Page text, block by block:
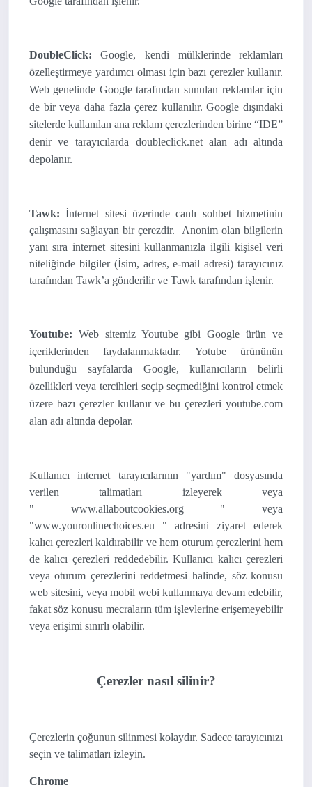
DoubleClick:Google, kendi mülklerinde reklamları
özelleştirmeye yardımcı olması için bazı çerezler kullanır.
Web genelinde Google tarafından sunulan reklamlar için
de bir veya daha fazla çerez kullanılır. Google dışındaki
sitelerde kullanılan ana reklam çerezlerinden birine “IDE”
denir ve tarayıcılarda doubleclick.net alan adı altında
depolanır.
Tawk:İnternet sitesi üzerinde canlı sohbet hizmetinin
çalışmasını sağlayan bir çerezdir. Anonim olan bilgilerin
yanı sıra internet sitesini kullanmanızla ilgili kişisel veri
niteliğinde bilgiler (İsim, adres, e-mail adresi) tarayıcınız
tarafından Tawk’a gönderilir ve Tawk tarafından işlenir.
Youtube: Web sitemiz Youtube gibi Google ürün ve
içeriklerinden faydalanmaktadır. Yotube ürününün
bulunduğu sayfalarda Google, kullanıcıların belirli
özellikleri veya tercihleri seçip seçmediğini kontrol etmek
üzere bazı çerezler kullanır ve bu çerezleri youtube.com
alan adı altında depolar.
Kullanıcı internet tarayıcılarının "yardım" dosyasında
verilen talimatları izleyerek veya
" www.allaboutcookies.org " veya
"www.youronlinechoices.eu " adresini ziyaret ederek
kalıcı çerezleri kaldırabilir ve hem oturum çerezlerini hem
de kalıcı çerezleri reddedebilir. Kullanıcı kalıcı çerezleri
veya oturum çerezlerini reddetmesi halinde, söz konusu
web sitesini, veya mobil webi kullanmaya devam edebilir,
fakat söz konusu mecraların tüm işlevlerine erişemeyebilir
veya erişimi sınırlı olabilir.
Çerezler nasıl silinir?
Çerezlerin çoğunun silinmesi kolaydır. Sadece tarayıcınızı
seçin ve talimatları izleyin.
Chrome